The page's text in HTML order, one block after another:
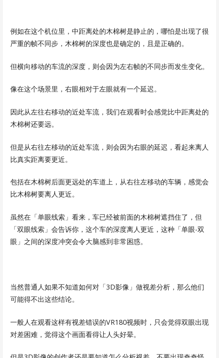
例如在这个机位里，中距离处的木棉树是静止的，哪怕是出现了很
严重的帧不同步，木棉树的深度也是确定的，且是正确的。
但横向移动的车流的深度，则会因为左右帧的不同步而发生变化。
像在这个场景里，右眼相对于左眼就有一个延迟。
因此从左往右移动的近处车流，我们在观看时会感觉比中距离处的
木棉树还要远。
但是从右往左移动的近处车流，则会因为右眼的延迟，看起来离人
比真实距离要更近。
包括在木棉树后面更远处的车道上，从右往左移动的车辆，感觉会
比木棉树要离人更近。
虽然在「单眼线索」看来，车已经被前面的木棉树遮挡住了，但
「双眼线索」会告诉你，这个车的深度离人更近，这种「单眼-双
眼」之间的深度冲突会令大脑感到非常困惑。
当然普通人如果不知道如何对「3D影像」做视差分析，那么他们
可能得不出这些结论。
一般人在观看这样有视差错误的VR180视频时，只会觉得双眼出现
对差困难，觉得这个画面看得让人头好晕。